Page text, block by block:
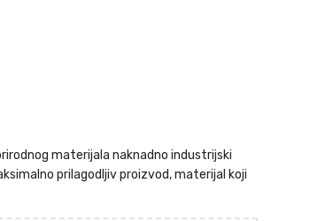
materijala naknadno industrijski
prilagodljiv proizvod, materijal koji